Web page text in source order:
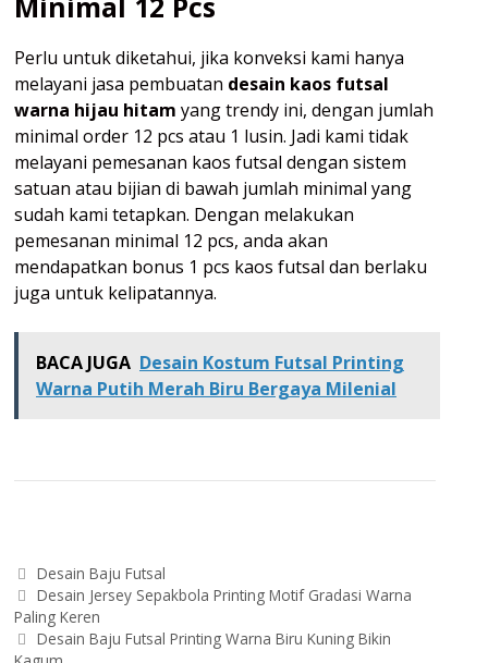
Perlu untuk diketahui, jika konveksi kami hanya
melayani jasa pembuatan desain kaos futsal
warna hijau hitam yang trendy ini, dengan jumlah
minimal order 12 pcs atau 1 lusin. Jadi kami tidak
melayani pemesanan kaos futsal dengan sistem
satuan atau bijian di bawah jumlah minimal yang
sudah kami tetapkan. Dengan melakukan
pemesanan minimal 12 pcs, anda akan
mendapatkan bonus 1 pcs kaos futsal dan berlaku
juga untuk kelipatannya.
BACA JUGA Desain Kostum Futsal Printing
Warna Putih Merah Biru Bergaya Milenial
Categories
Desain Baju Futsal
Post
navigation
Desain Jersey Sepakbola Printing Motif Gradasi Warna
Paling Keren
Desain Baju Futsal Printing Warna Biru Kuning Bikin